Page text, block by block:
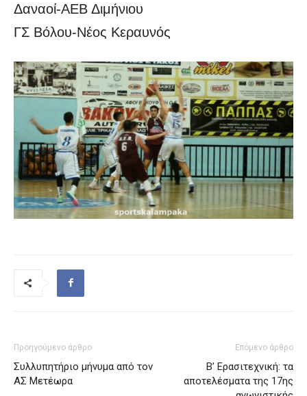
Δαναοί-ΑΕΒ Διμήνιου
ΓΣ Βόλου-Νέος Κεραυνός
Προηγούμενο άρθρο
Συλλυπητήριο μήνυμα από τον
ΑΣ Μετέωρα
Επόμενο άρθρο
Β’ Ερασιτεχνική: τα
αποτελέσματα της 17ης